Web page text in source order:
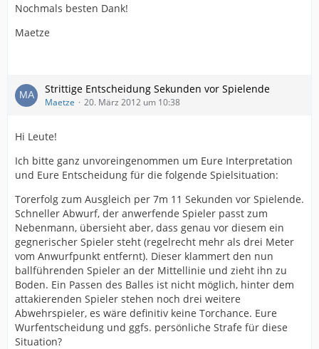
Nochmals besten Dank!
Maetze
Strittige Entscheidung Sekunden vor Spielende
Maetze 20. März 2012 um 10:38
Hi Leute!
Ich bitte ganz unvoreingenommen um Eure Interpretation
und Eure Entscheidung für die folgende Spielsituation:
Torerfolg zum Ausgleich per 7m 11 Sekunden vor Spielende.
Schneller Abwurf, der anwerfende Spieler passt zum
Nebenmann, übersieht aber, dass genau vor diesem ein
gegnerischer Spieler steht (regelrecht mehr als drei Meter
vom Anwurfpunkt entfernt). Dieser klammert den nun
ballführenden Spieler an der Mittellinie und zieht ihn zu
Boden. Ein Passen des Balles ist nicht möglich, hinter dem
attakierenden Spieler stehen noch drei weitere
Abwehrspieler, es wäre definitiv keine Torchance. Eure
Wurfentscheidung und ggfs. persönliche Strafe für diese
Situation?